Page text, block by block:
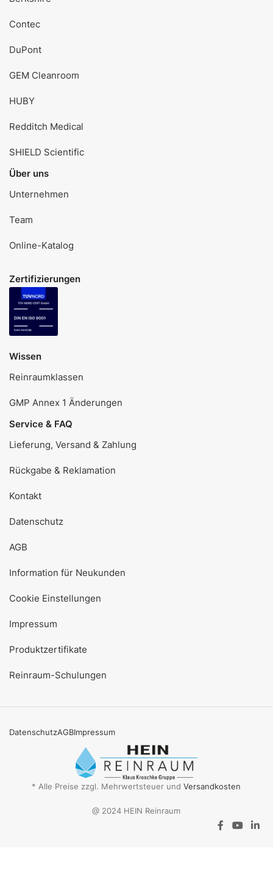
Contec
DuPont
GEM Cleanroom
HUBY
Redditch Medical
SHIELD Scientific
Über uns
Unternehmen
Team
Online-Katalog
Zertifizierungen
Wissen
Reinraumklassen
GMP Annex 1 Änderungen
Service & FAQ
Lieferung, Versand & Zahlung
Rückgabe & Reklamation
Kontakt
Datenschutz
AGB
Information für Neukunden
Cookie Einstellungen
Impressum
Produktzertifikate
Reinraum-Schulungen
DatenschutzAGBImpressum
* Alle Preise zzgl. Mehrwertsteuer undVersandkosten
@ 2024 HEIN Reinraum